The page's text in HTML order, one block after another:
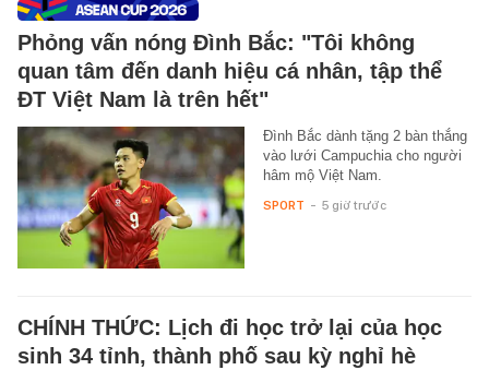
Phỏng vấn nóng Đình Bắc: "Tôi không
quan tâm đến danh hiệu cá nhân, tập thể
ĐT Việt Nam là trên hết"
Đình Bắc dành tặng 2 bàn thắng
vào lưới Campuchia cho người
hâm mộ Việt Nam.
SPORT - 5 giờ trước
CHÍNH THỨC: Lịch đi học trở lại của học
sinh 34 tỉnh, thành phố sau kỳ nghỉ hè